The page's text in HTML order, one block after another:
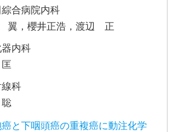
合病院内科
翼，櫻井正浩，渡辺 正
内科
科
と下咽頭癌の重複癌に動注化学